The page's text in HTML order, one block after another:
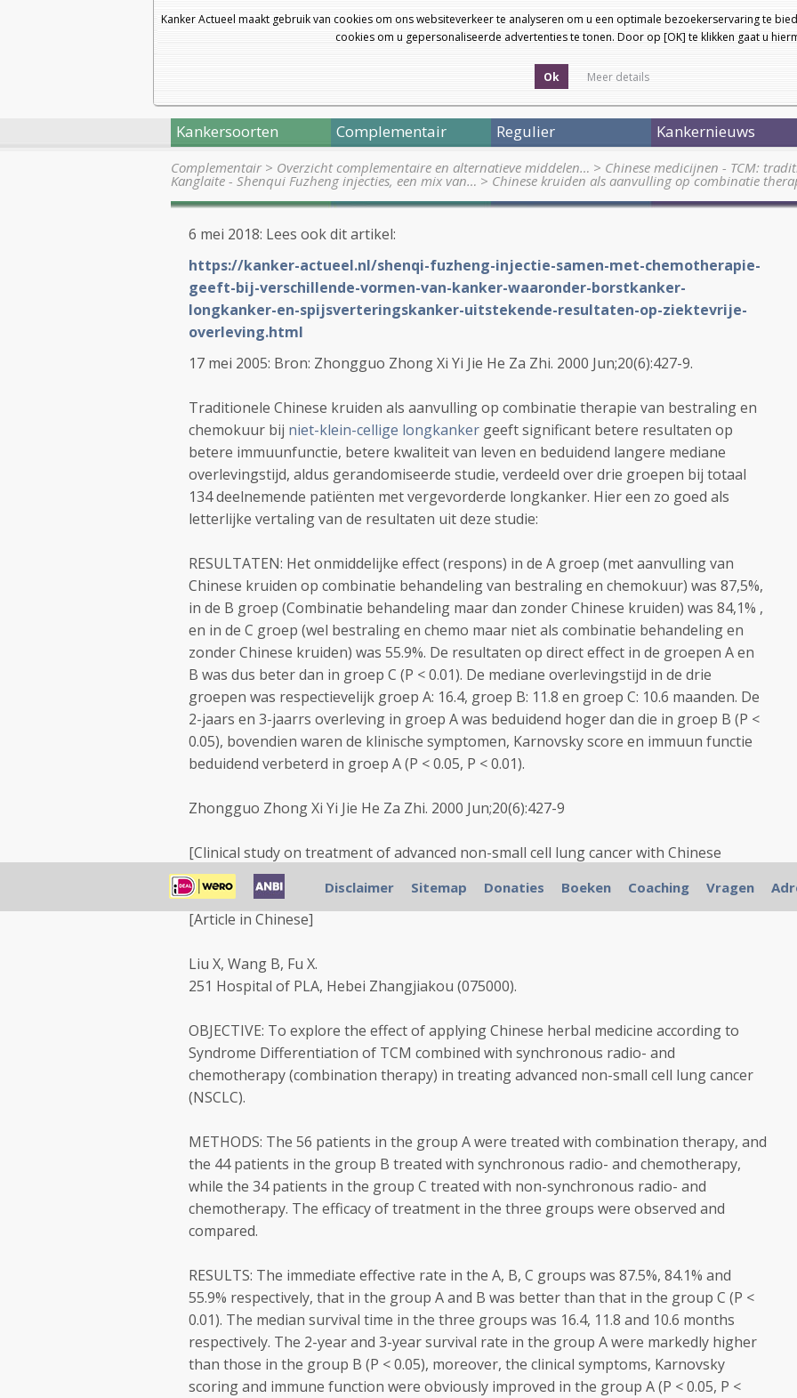
Kanker Actueel maakt gebruik van cookies om ons websiteverkeer te analyseren om u een optimale bezoekerservaring te
cookies om u gepersonaliseerde advertenties te tonen. Door op [OK] te klikken gaat u
Ok Meer details
Kankersoorten Complementair Regulier Kankernieuws
Complementair> Overzicht complementaire en alternatieve middelen… > Chinese medicijnen - TCM:
Kanglaite - Shenqui Fuzheng injecties, een mix van… > Chinese kruiden als aanvulling op combinatie
6 mei 2018: Lees ook dit artikel:
https://kanker-actueel.nl/shenqi-fuzheng-injectie-samen-met-chemotherapie-
geeft-bij-verschillende-vormen-van-kanker-waaronder-borstkanker-
longkanker-en-spijsverteringskanker-uitstekende-resultaten-op-ziektevrije-
overleving.html
17 mei 2005: Bron: Zhongguo Zhong Xi Yi Jie He Za Zhi. 2000 Jun;20(6):427-9.
Traditionele Chinese kruiden als aanvulling op combinatie therapie van bestraling en
chemokuur bij niet-klein-cellige longkanker geeft significant betere resultaten op
betere immuunfunctie, betere kwaliteit van leven en beduidend langere mediane
overlevingstijd, aldus gerandomiseerde studie, verdeeld over drie groepen bij totaal
134 deelnemende patiënten met vergevorderde longkanker. Hier een zo goed als
letterlijke vertaling van de resultaten uit deze studie:
RESULTATEN: Het onmiddelijke effect (respons) in de A groep (met aanvulling van
Chinese kruiden op combinatie behandeling van bestraling en chemokuur) was 87,5%,
in de B groep (Combinatie behandeling maar dan zonder Chinese kruiden) was 84,1% ,
en in de C groep (wel bestraling en chemo maar niet als combinatie behandeling en
zonder Chinese kruiden) was 55.9%. De resultaten op direct effect in de groepen A en
B was dus beter dan in groep C (P < 0.01). De mediane overlevingstijd in de drie
groepen was respectievelijk groep A: 16.4, groep B: 11.8 en groep C: 10.6 maanden. De
2-jaars en 3-jaarrs overleving in groep A was beduidend hoger dan die in groep B (P <
0.05), bovendien waren de klinische symptomen, Karnovsky score en immuun functie
beduidend verbeterd in groep A (P < 0.05, P < 0.01).
Zhongguo Zhong Xi Yi Jie He Za Zhi. 2000 Jun;20(6):427-9
[Clinical study on treatment of advanced non-small cell lung cancer with Chinese
herbal medicine combined with synchronous radio- and chemotherapy]
[Article in Chinese]
Liu X, Wang B, Fu X.
251 Hospital of PLA, Hebei Zhangjiakou (075000).
OBJECTIVE: To explore the effect of applying Chinese herbal medicine according to
Syndrome Differentiation of TCM combined with synchronous radio- and
chemotherapy (combination therapy) in treating advanced non-small cell lung cancer
(NSCLC).
METHODS: The 56 patients in the group A were treated with combination therapy, and
the 44 patients in the group B treated with synchronous radio- and chemotherapy,
while the 34 patients in the group C treated with non-synchronous radio- and
chemotherapy. The efficacy of treatment in the three groups were observed and
compared.
RESULTS: The immediate effective rate in the A, B, C groups was 87.5%, 84.1% and
55.9% respectively, that in the group A and B was better than that in the group C (P <
0.01). The median survival time in the three groups was 16.4, 11.8 and 10.6 months
respectively. The 2-year and 3-year survival rate in the group A were markedly higher
than those in the group B (P < 0.05), moreover, the clinical symptoms, Karnovsky
scoring and immune function were obviously improved in the group A (P < 0.05, P <
Disclaimer Sitemap Donaties Boeken Coaching Vragen